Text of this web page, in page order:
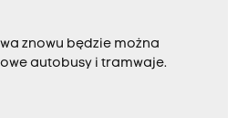
znowu będzie można
autobusy i tramwaje.